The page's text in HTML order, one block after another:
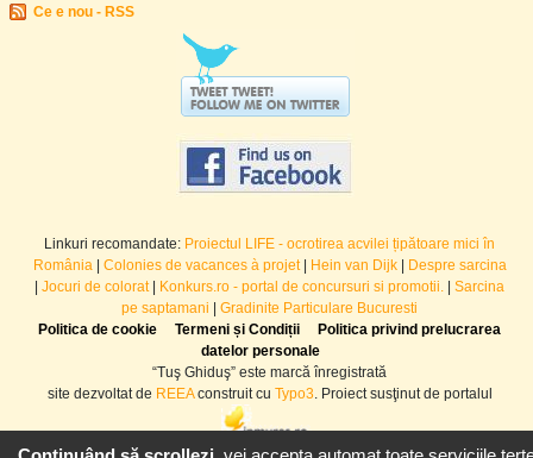
Ce e nou - RSS
Linkuri recomandate: Proiectul LIFE - ocrotirea acvilei țipătoare mici în
România| Colonies de vacances à projet| Hein van Dijk|
Despre sarcina
Jocuri de colorat Konkurs.ro - portal de concursuri si promotii.
Sarcina
pe saptamani
Gradinite Particulare Bucuresti
Politica de cookie
Termeni și Condiții
Politica privind prelucrarea
datelor personale
“Tuş Ghiduş” este marcă înregistrată
site dezvoltat de REEAconstruit cu Typo3. Proiect susţinut de portalul